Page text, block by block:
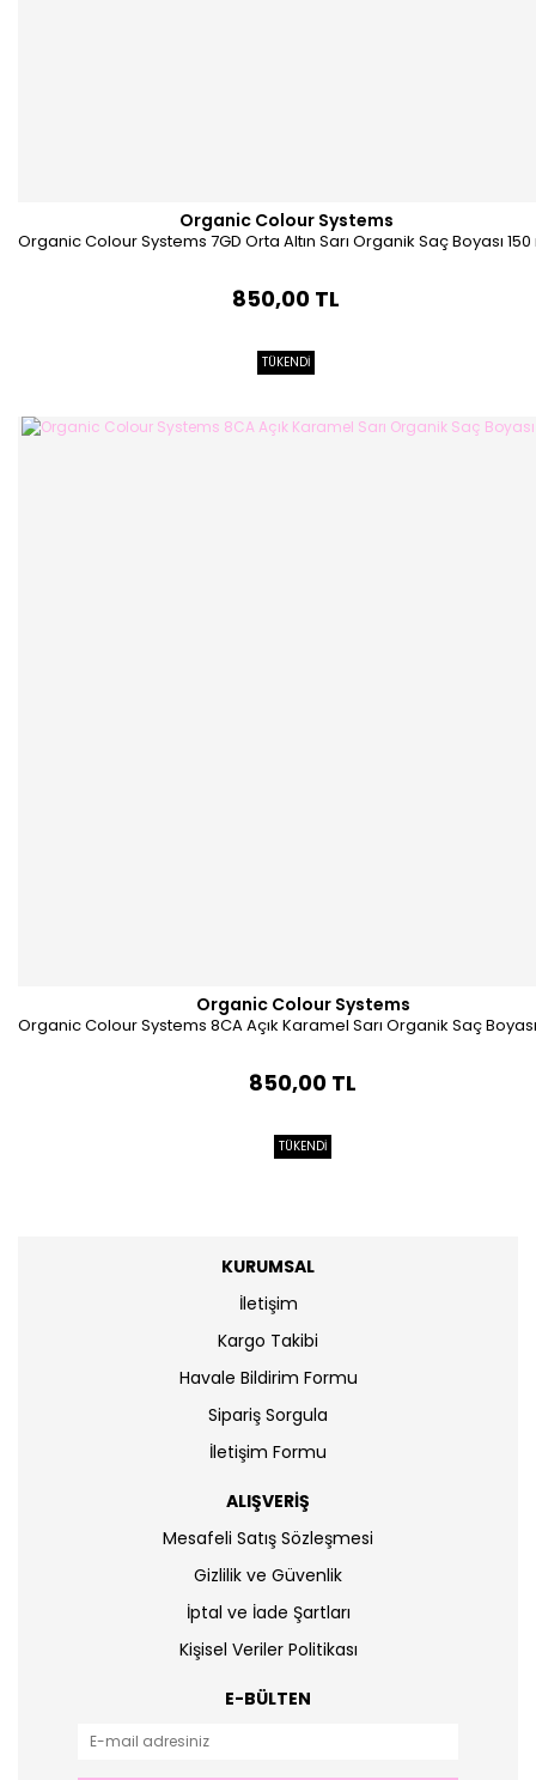
Organic Colour Systems
Organic Colour Systems 7GD Orta Altın Sarı Organik Saç Boyası
850,00 TL
TÜKENDİ
Organic Colour Systems
Organic Colour Systems 8CA Açık Karamel Sarı Organik Saç
850,00 TL
TÜKENDİ
KURUMSAL
İletişim
Kargo Takibi
Havale Bildirim Formu
Sipariş Sorgula
İletişim Formu
ALIŞVERİŞ
Mesafeli Satış Sözleşmesi
Gizlilik ve Güvenlik
İptal ve İade Şartları
Kişisel Veriler Politikası
E-BÜLTEN